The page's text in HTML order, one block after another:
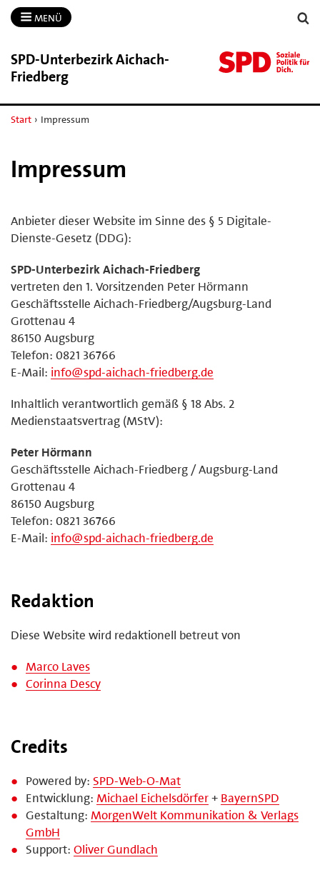
MENÜ
SPD-​Unterbezirk Aichach-​
Friedberg
Start › Impressum
Impressum
Anbieter dieser Website im Sinne des § 5 Digitale-
Dienste-Gesetz (DDG):
SPD-Unterbezirk Aichach-Friedberg
vertreten den 1. Vorsitzenden Peter Hörmann
Geschäftsstelle Aichach-Friedberg/Augsburg-Land
Grottenau 4
86150 Augsburg
Telefon: 0821 36766
E-Mail: info@spd-aichach-friedberg.de
Inhaltlich verantwortlich gemäß § 18 Abs. 2
Medienstaatsvertrag (MStV):
Peter Hörmann
Geschäftsstelle Aichach-Friedberg / Augsburg-Land
Grottenau 4
86150 Augsburg
Telefon: 0821 36766
E-Mail: info@spd-aichach-friedberg.de
Redaktion
Diese Website wird redaktionell betreut von
Marco Laves
Corinna Descy
Credits
Powered by: SPD-Web-O-Mat
Entwicklung:Michael Eichelsdörfer+ BayernSPD
Gestaltung:MorgenWelt Kommunikation & Verlags
GmbH
Support:Oliver Gundlach